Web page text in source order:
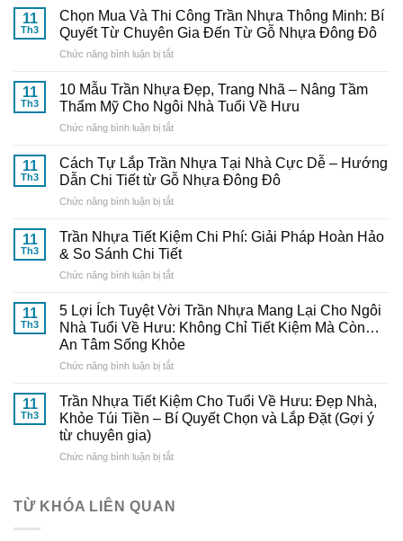
11
Th3
Chọn Mua Và Thi Công Trần Nhựa Thông Minh: Bí
Quyết Từ Chuyên Gia Đến Từ Gỗ Nhựa Đông Đô
Chức năng bình luận bị tắtở
Mua
Và
Thi
Công
Nhựa
Thông
Bí
Từ
Chuyên
Gỗ
Nhựa
Đông
11
Th3
10 Mẫu Trần Nhựa Đẹp, Trang Nhã – Nâng Tầm
Thẩm Mỹ Cho Ngôi Nhà Tuổi Về Hưu
Chức năng bình luận bị tắtở
Mẫu
Trần
Nhựa
Đẹp,
Nhã
–
Tầm
Mỹ
Cho
Ngôi
Tuổi
Hưu
11
Th3
Cách Tự Lắp Trần Nhựa Tại Nhà Cực Dễ – Hướng
Dẫn Chi Tiết từ Gỗ Nhựa Đông Đô
Chức năng bình luận bị tắtở
Tự
Lắp
Trần
Nhựa
Nhà
Cực
Dễ
Hướng
Chi
Tiết
Nhựa
11
Th3
Trần Nhựa Tiết Kiệm Chi Phí: Giải Pháp Hoàn Hảo
& So Sánh Chi Tiết
Chức năng bình luận bị tắtở
Nhựa
Tiết
Kiệm
Chi
Phí:
Pháp
Hoàn
Hảo
So
Tiết
11
Th3
5 Lợi Ích Tuyệt Vời Trần Nhựa Mang Lại Cho Ngôi
Nhà Tuổi Về Hưu: Không Chỉ Tiết Kiệm Mà Còn…
An Tâm Sống Khỏe
Chức năng bình luận bị tắtở
Lợi
Ích
Tuyệt
Trần
Lại
11
Th3
Trần Nhựa Tiết Kiệm Cho Tuổi Về Hưu: Đẹp Nhà,
Khỏe Túi Tiền – Bí Quyết Chọn và Lắp Đặt (Gợi ý
từ chuyên gia)
Chức năng bình luận bị tắtở
Tiết
TỪ KHÓA LIÊN QUAN